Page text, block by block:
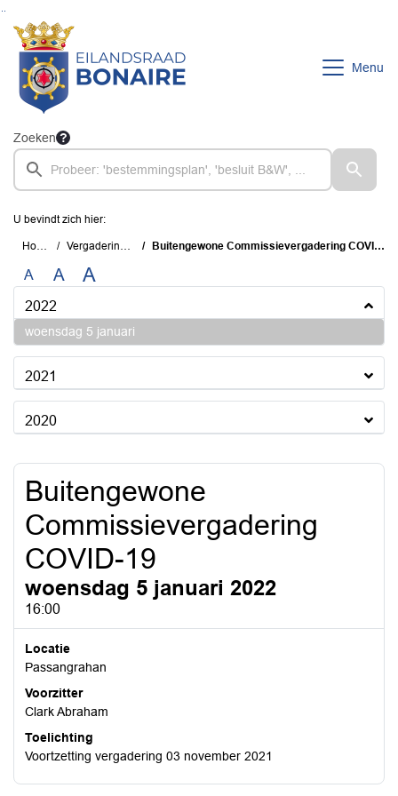
Ga naar de inhoud van deze pagina
Ga naar het zoeken
Ga naar het menu
Menu
Zoeken
U bevindt zich hier:
Home Vergaderingen Buitengewone Commissievergadering COVID-19
A A A
2022
woensdag 5 januari
2021
2020
Buitengewone
Commissievergadering
COVID-19
woensdag 5 januari 2022
16:00
Locatie
Passangrahan
Voorzitter
Clark Abraham
Toelichting
Voortzetting vergadering 03 november 2021